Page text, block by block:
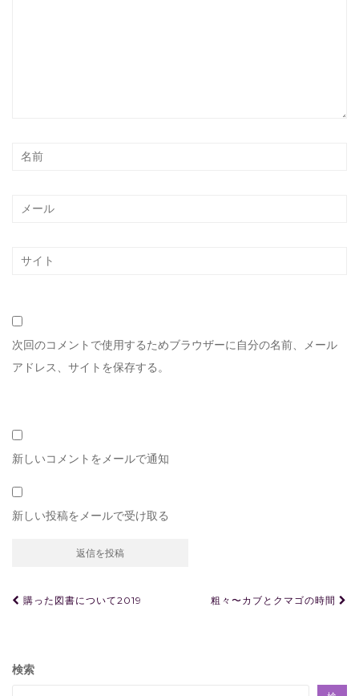
次回のコメントで使用するためブラウザーに自分の名前、メール
アドレス、サイトを保存する。
新しいコメントをメールで通知
新しい投稿をメールで受け取る
投
ビ
購った図書について2019 粗々〜カブとクマゴの時間
検索